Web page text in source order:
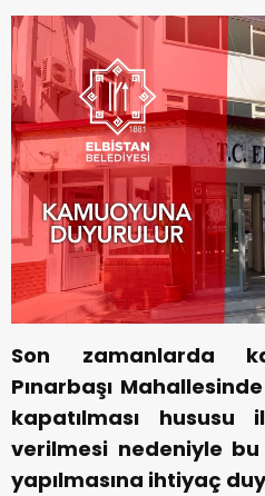
Son zamanlarda
Pınarbaşı
kapatılması
verilmesi nedeniyle bu
yapılmasına ihtiyaç